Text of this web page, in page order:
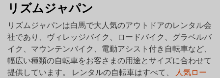
リズムジャパン
リズムジャパンは白馬で大人気のアウトドアのレンタル会
社であり、ヴィレッジバイク、ロードバイク、グラベルバ
イク、マウンテンバイク、電動アシスト付き自転車など、
幅広い種類の自転車をお客さまの用途とサイズに合わせて
提供しています。 レンタルの自転車はすべて、 人気ロー